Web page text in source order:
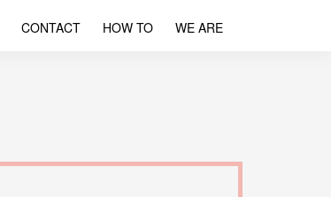
WE ARE
HOW TO
CONTACT